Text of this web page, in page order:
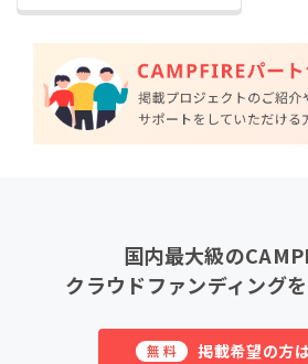
国内最大級の
クラウドファンディング
無料 掲載希望の方